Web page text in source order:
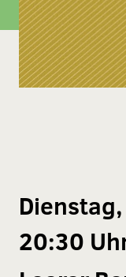
20:30